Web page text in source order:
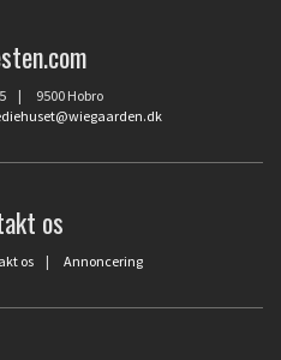
| 9500 Hobro
os
os | Annoncering